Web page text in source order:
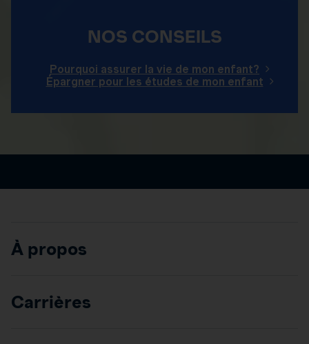
NOS CONSEILS
Pourquoi assurer la vie de mon enfant?
Épargner pour les études de mon enfant
À propos
Carrières